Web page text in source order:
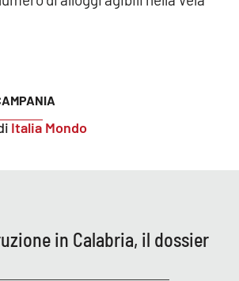
Italia Mondo
in Calabria, il dossier